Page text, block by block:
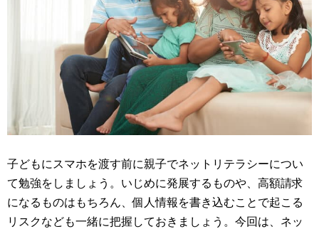
子どもにスマホを渡す前に親子でネットリテラシーについ
て勉強をしましょう。いじめに発展するものや、高額請求
になるものはもちろん、個人情報を書き込むことで起こる
リスクなども一緒に把握しておきましょう。今回は、ネッ